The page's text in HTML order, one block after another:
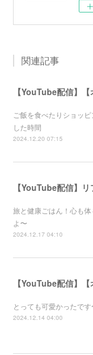
関連記事
ご飯を食べたりショッ
した時間
2024.12.20 07:15
旅と健康ごはん！心も
よ〜
2024.12.17 04:10
とっても可愛かったです
2024.12.14 04:00